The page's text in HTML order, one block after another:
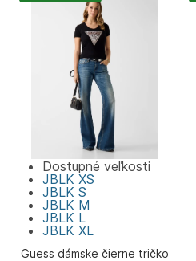
Guess dámske čierne tričko
Dostupné veľkosti
JBLK XS
JBLK S
JBLK M
JBLK L
JBLK XL